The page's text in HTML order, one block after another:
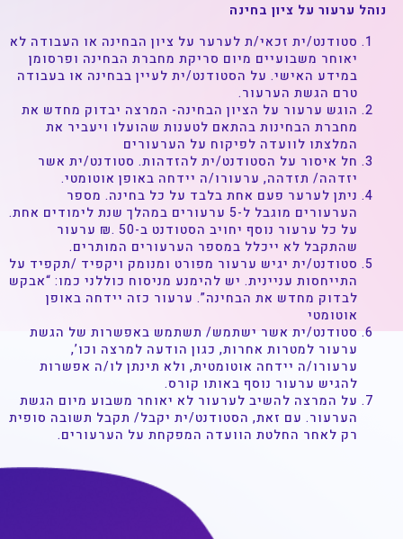
נוהל ערעור על ציון בחינה
סטודנט/ית זכאי/ת לערער על ציון הבחינה או העבודה לא
יאוחר משבועיים מיום סריקת מחברת הבחינה ופרסומן
במידע האישי. על הסטודנט/ית לעיין בבחינה או בעבודה
טרם הגשת הערעור.
הוגש ערעור על הציון הבחינה- המרצה יבדוק מחדש את
מחברת הבחינות בהתאם לטענות שהועלו ויעביר את
המלצתו לוועדה לפיקוח על הערעורים
חל איסור על הסטודנט/ית להזדהות. סטודנט/ית אשר
יזדהה/ תזדהה, ערעורו/ה יידחה באופן אוטומטי.
ניתן לערער פעם אחת בלבד על כל בחינה. מספר
הערעורים מוגבל ל-5 ערעורים במהלך שנת לימודים אחת.
על כל ערעור נוסף יחויב הסטודנט ב-50 .₪ ערעור
שהתקבל לא ייכלל במספר הערעורים המותרים.
סטודנט/ית יגיש ערעור מפורט ומנומק ויקפיד /תקפיד על
התייחסות עניינית. יש להימנע מניסוח כוללני כמו: “אבקש
לבדוק מחדש את הבחינה”. ערעור כזה יידחה באופן
אוטומטי
סטודנט/ית אשר ישתמש/ תשתמש באפשרות של הגשת
ערעור למטרות אחרות, כגון הודעה למרצה וכו’,
ערעורו/ה יידחה אוטומטית, ולא תינתן לו/ה אפשרות
להגיש ערעור נוסף באותו קורס.
על המרצה להשיב לערעור לא יאוחר משבוע מיום הגשת
הערעור. עם זאת, הסטודנט/ית יקבל/ תקבל תשובה סופית
רק לאחר החלטת הוועדה המפקחת על הערעורים.